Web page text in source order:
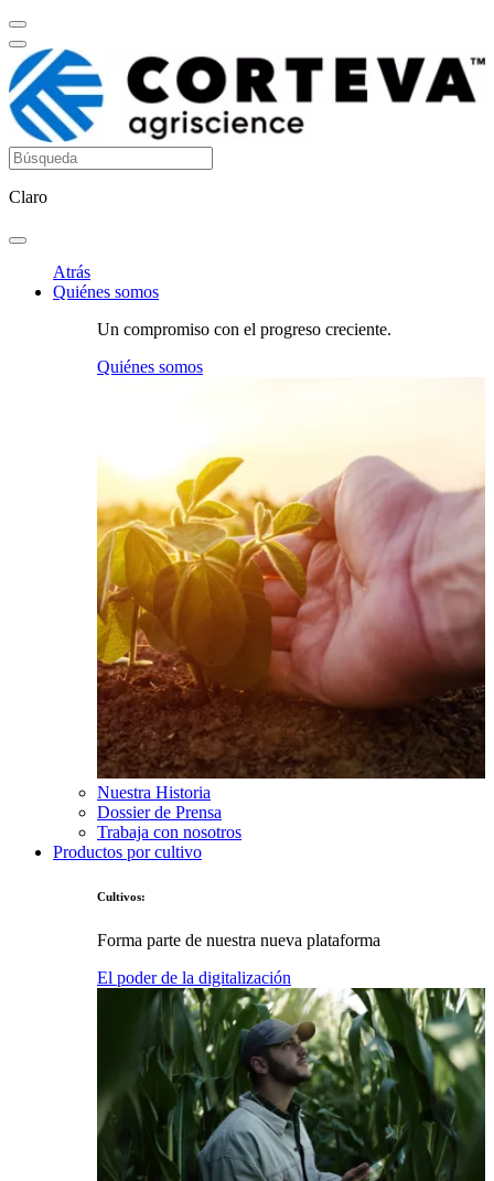
Claro
Atrás
Quiénes somos
Un compromiso con el progreso creciente.
Quiénes somos
Nuestra Historia
Dossier de Prensa
Trabaja con nosotros
Productos por cultivo
Cultivos:
Forma parte de nuestra nueva plataforma
El poder de la digitalización